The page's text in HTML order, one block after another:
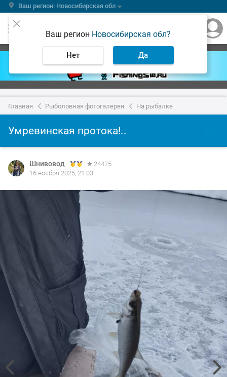
Ваш регион: Новосибирская обл
Ваш регион Новосибирская обл?
Нет Да
Главная Рыболовная фотогалерея На рыбалке
Умревинская протока!..
Шнивовод
24475
16 ноября 2025, 21:03